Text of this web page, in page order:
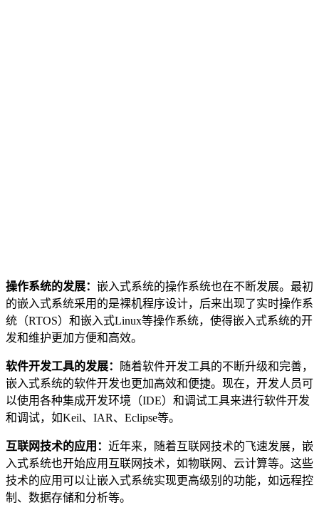
操作系统的发展： 嵌入式系统的操作系统也在不断发展。最初
的嵌入式系统采用的是裸机程序设计，后来出现了实时操作系
统（RTOS）和嵌入式Linux等操作系统，使得嵌入式系统的开
发和维护更加方便和高效。
软件开发工具的发展：
随着软件开发工具的不断升级和完善，
嵌入式系统的软件开发也更加高效和便捷。现在，开发人员可
以使用各种集成开发环境（IDE）和调试工具来进行软件开发
和调试，如Keil、IAR、Eclipse等。
互联网技术的应用： 近年来，随着互联网技术的飞速发展，嵌
入式系统也开始应用互联网技术，如物联网、云计算等。这些
技术的应用可以让嵌入式系统实现更高级别的功能，如远程控
制、数据存储和分析等。